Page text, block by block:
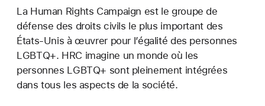
La Human Rights Campaign est le groupe de
défense des droits civils le plus important des
États-Unis à œuvrer pour l’égalité des personnes
LGBTQ+. HRC imagine un monde où les
personnes LGBTQ+ sont pleinement intégrées
dans tous les aspects de la société.